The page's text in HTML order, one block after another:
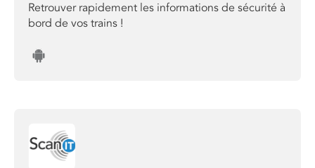
Retrouver rapidement les informations de sécurité à
bord de vos trains !